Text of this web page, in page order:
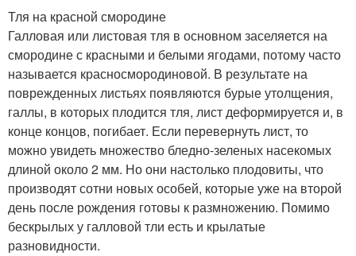
Тля на красной смородине
Галловая или листовая тля в основном заселяется на
смородине с красными и белыми ягодами, потому часто
называется красносмородиновой. В результате на
поврежденных листьях появляются бурые утолщения,
галлы, в которых плодится тля, лист деформируется и, в
конце концов, погибает. Если перевернуть лист, то
можно увидеть множество бледно-зеленых насекомых
длиной около 2 мм. Но они настолько плодовиты, что
производят сотни новых особей, которые уже на второй
день после рождения готовы к размножению. Помимо
бескрылых у галловой тли есть и крылатые
разновидности.